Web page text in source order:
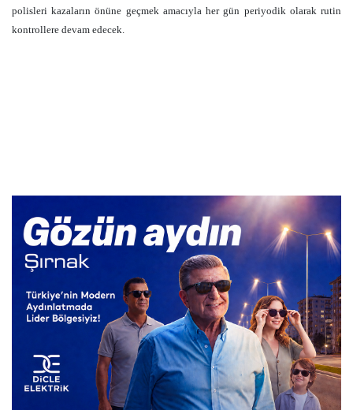
polisleri kazaların önüne geçmek amacıyla her gün periyodik olarak rutin
kontrollere devam edecek.